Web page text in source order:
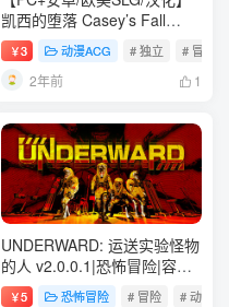
# 模拟
凯西的堕落 Casey’s Fall
V2023-12 汉化版【626M】
￥3 动漫ACG # 独立 # 冒险
2年前 1
# 休闲
UNDERWARD: 运送实验怪物
的人 v2.0.0.1|恐怖冒险|容量
10.2G|免安装绿色中文版
￥5 恐怖冒险 # 冒险 # 动作